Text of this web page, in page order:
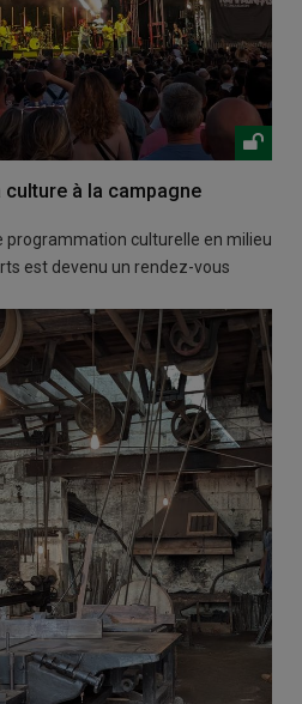
culture à la campagne
programmation culturelle en milieu
est devenu un rendez-vous